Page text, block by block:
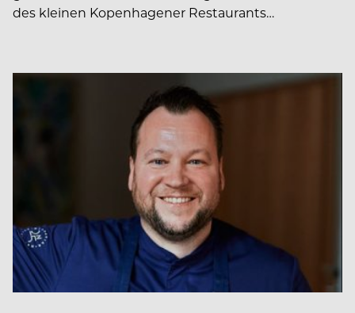
des kleinen Kopenhagener Restaurants…